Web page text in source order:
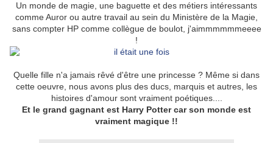
Un monde de magie, une baguette et des métiers intéressants
comme Auror ou autre travail au sein du Ministère de la Magie,
sans compter HP comme collègue de boulot, j'aimmmmmmeeee
!
Quelle fille n'a jamais rêvé d'être une princesse ? Même si dans
cette oeuvre, nous avons plus des ducs, marquis et autres, les
histoires d'amour sont vraiment poétiques....
Et le grand gagnant est Harry Potter car son monde est
vraiment magique !!